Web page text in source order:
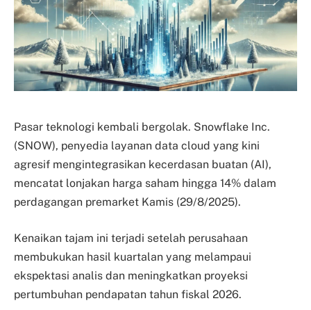
Pasar teknologi kembali bergolak. Snowflake Inc.
(SNOW), penyedia layanan data cloud yang kini
agresif mengintegrasikan kecerdasan buatan (AI),
mencatat lonjakan harga saham hingga 14% dalam
perdagangan premarket Kamis (29/8/2025).
Kenaikan tajam ini terjadi setelah perusahaan
membukukan hasil kuartalan yang melampaui
ekspektasi analis dan meningkatkan proyeksi
pertumbuhan pendapatan tahun fiskal 2026.